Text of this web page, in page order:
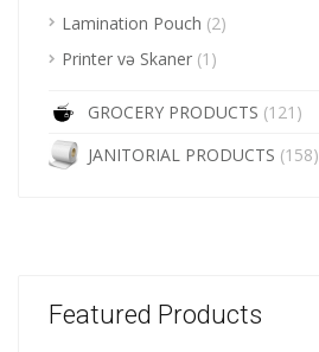
Lamination Pouch (2)
Printer və Skaner (1)
GROCERY PRODUCTS (121)
JANITORIAL PRODUCTS (158)
Featured Products